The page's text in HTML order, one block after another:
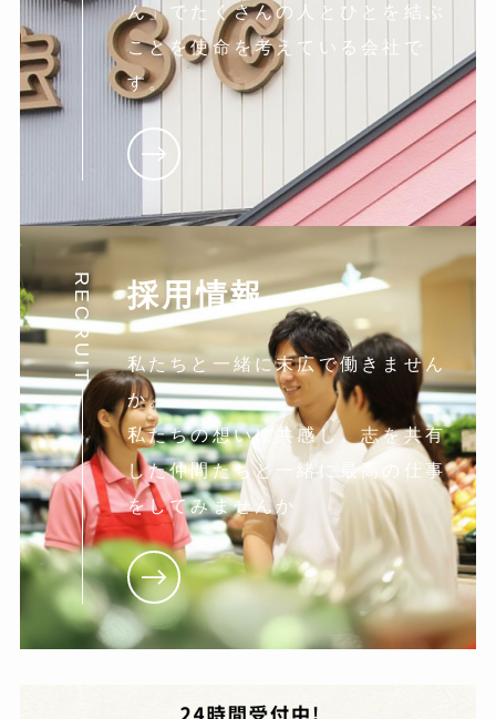
ん」でたくさんの人とひとを結ぶ
ことを使命を考えている会社で
す。
RECRUIT 採用情報
私たちと一緒に末広で働きません
か。
私たちの想いに共感し。志を共有
した仲間たちと一緒に最高の仕事
をしてみませんか